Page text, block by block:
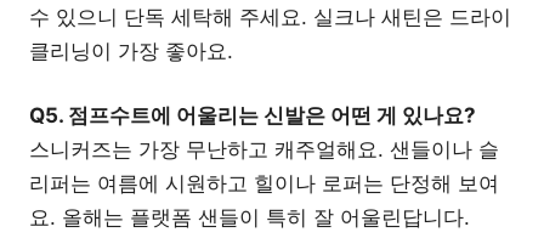
수 있으니 단독 세탁해 주세요. 실크나 새틴은 드라이
클리닝이 가장 좋아요.
Q5. 점프수트에 어울리는 신발은 어떤 게 있나요?
스니커즈는 가장 무난하고 캐주얼해요. 샌들이나 슬
리퍼는 여름에 시원하고 힐이나 로퍼는 단정해 보여
요. 올해는 플랫폼 샌들이 특히 잘 어울린답니다.